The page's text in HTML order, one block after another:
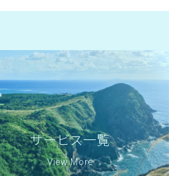
サービス一覧
View More